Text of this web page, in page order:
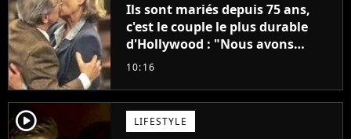
Ils sont mariés depuis 75 ans,
c'est le couple le plus durable
d'Hollywood : "Nous avons
avancé jour après jour, et les
décennies"
10:16
player2 LIFESTYLE